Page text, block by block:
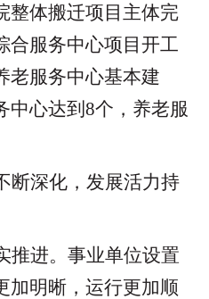
整体搬迁项目主体完
合服务中心项目开工
老服务中心基本建
中心达到 8个，养老服
断深化，发展活力持
推进。事业单位设置
加明晰，运行更加顺